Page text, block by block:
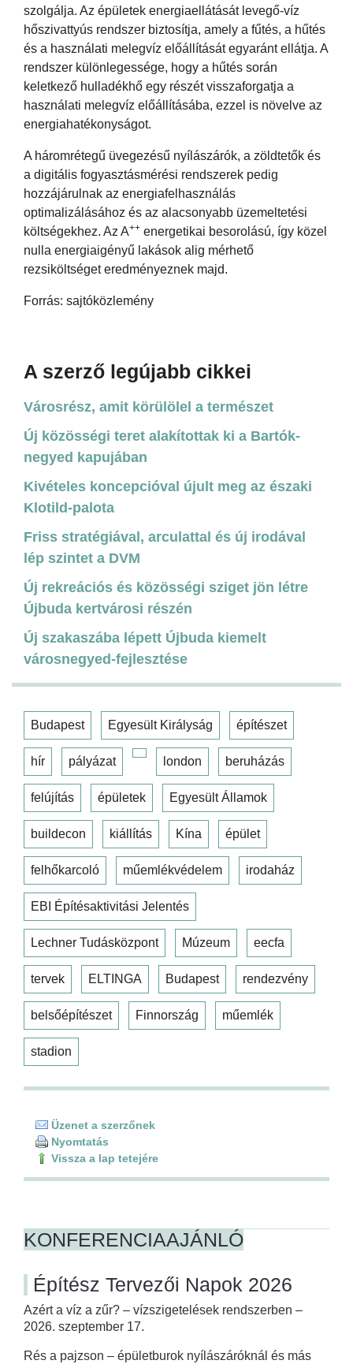
szolgálja. Az épületek energiaellátását levegő-víz
hőszivattyús rendszer biztosítja, amely a fűtés, a hűtés
és a használati melegvíz előállítását egyaránt ellátja. A
rendszer különlegessége, hogy a hűtés során
keletkező hulladékhő egy részét visszaforgatja a
használati melegvíz előállításába, ezzel is növelve az
energiahatékonyságot.
A háromrétegű üvegezésű nyílászárók, a zöldtetők és
a digitális fogyasztásmérési rendszerek pedig
hozzájárulnak az energiafelhasználás
optimalizálásához és az alacsonyabb üzemeltetési
költségekhez. Az A++ energetikai besorolású, így közel
nulla energiaigényű lakások alig mérhető
rezsiköltséget eredményeznek majd.
Forrás: sajtóközlemény
A szerző legújabb cikkei
Városrész, amit körülölel a természet
Új közösségi teret alakítottak ki a Bartók-
negyed kapujában
Kivételes koncepcióval újult meg az északi
Klotild-palota
Friss stratégiával, arculattal és új irodával
lép szintet a DVM
Új rekreációs és közösségi sziget jön létre
Újbuda kertvárosi részén
Új szakaszába lépett Újbuda kiemelt
városnegyed-fejlesztése
Budapest Egyesült Királyság építészet
hír pályázat london beruházás
felújítás épületek Egyesült Államok
buildecon kiállítás Kína épület
felhőkarcoló műemlékvédelem irodaház
EBI Építésaktivitási Jelentés
Lechner Tudásközpont Múzeum eecfa
tervek ELTINGA Budapest rendezvény
belsőépítészet Finnország műemlék
stadion
Üzenet a szerzőnek
Nyomtatás
Vissza a lap tetejére
KONFERENCIAAJÁNLÓ
Építész Tervezői Napok 2026
Azért a víz a zűr? – vízszigetelések rendszerben –
2026. szeptember 17.
Rés a pajzson – épületburok nyílászáróknál és más